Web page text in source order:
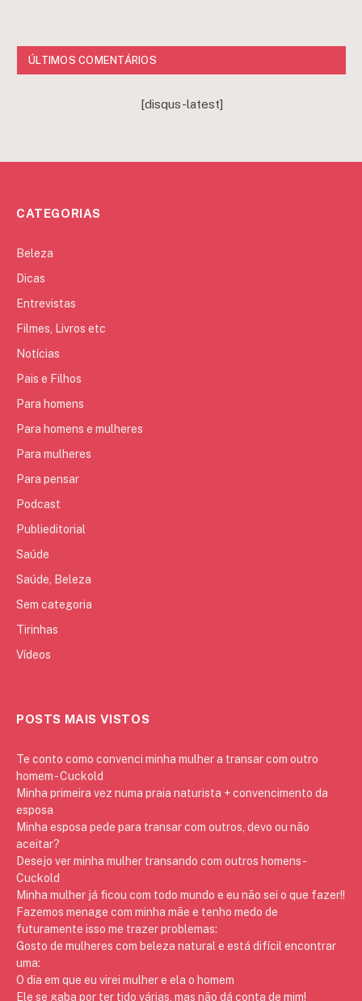
ÚLTIMOS COMENTÁRIOS
[disqus-latest]
CATEGORIAS
Beleza
Dicas
Entrevistas
Filmes, Livros etc
Notícias
Pais e Filhos
Para homens
Para homens e mulheres
Para mulheres
Para pensar
Podcast
Publieditorial
Saúde
Saúde, Beleza
Sem categoria
Tirinhas
Vídeos
POSTS MAIS VISTOS
Te conto como convenci minha mulher a transar com outro
homem - Cuckold
Minha primeira vez numa praia naturista + convencimento da
esposa
Minha esposa pede para transar com outros, devo ou não
aceitar?
Desejo ver minha mulher transando com outros homens -
Cuckold
Minha mulher já ficou com todo mundo e eu não sei o que fazer!!
Fazemos menage com minha mãe e tenho medo de
futuramente isso me trazer problemas:
Gosto de mulheres com beleza natural e está difícil encontrar
uma:
O dia em que eu virei mulher e ela o homem
Ele se gaba por ter tido várias, mas não dá conta de mim!